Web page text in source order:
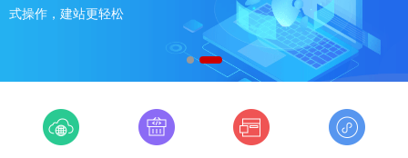
式操作，建站更轻松